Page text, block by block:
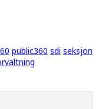
public360 sdi seksjon